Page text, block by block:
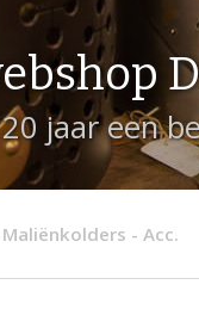
jaar een
Maliënkolders - Acc.